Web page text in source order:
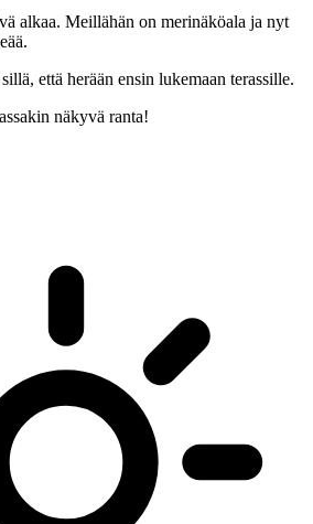
alkaa. Meillähän on merinäköala ja nyt
että herään ensin lukemaan terassille.
näkyvä ranta!